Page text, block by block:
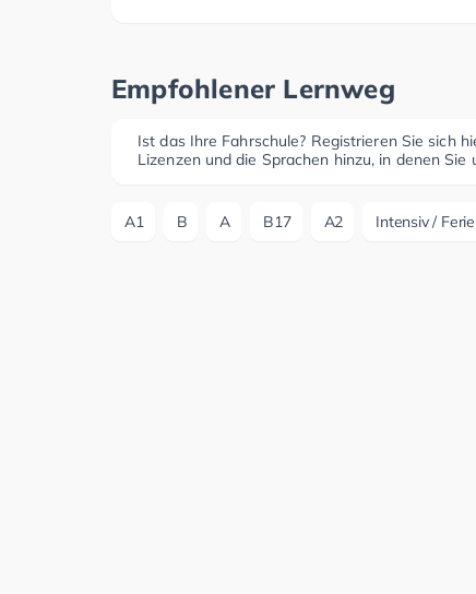
Empfohlener Lernweg
Ist das Ihre Fahrschule? Registrieren Sie sich
Lizenzen und die Sprachen hinzu, in denen Sie
A1 B A B17 A2 Intensiv /